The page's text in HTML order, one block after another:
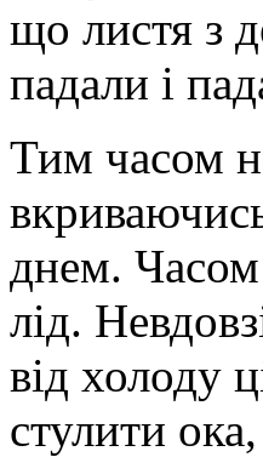
що листя з
падали і
Тим часом
днем.
лід.
від холоду
стулити